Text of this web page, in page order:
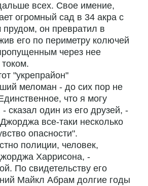
всех. Свое имение,
огромный сад в 34 акра с
прудом, он превратил в
его по периметру колючей
через нее
"укрепрайон"
меломан - до сих пор не
что я могу
сказал один из его друзей, -
все-таки несколько
опасности".
полиции, человек,
Харрисона, -
По свидетельству его
Майкл Абрам долгие годы